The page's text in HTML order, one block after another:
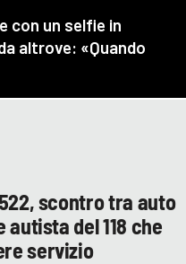
scontro tra auto
del 118 che
servizio